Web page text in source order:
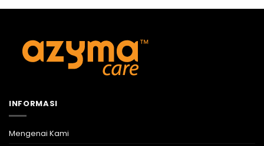
INFORMASI
Mengenai Kami